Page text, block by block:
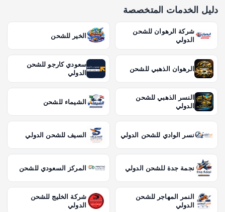
دليل الخدمات المتخصصة
شركة الرهوان للشحن
الدولي
الخير للشحن
الرهوان الذهبي للشحن
سعودي كارجو للشحن
الدولي
النسر الذهبي للشحن
الدولي
الشيماء للشحن
نسر الوادي للشحن الدولي السيف للشحن الدولي
نجمة جدة للشحن الدولي المركز السعودي للشحن
النمر المهاجر للشحن
الدولي
شركة الخليج للشحن
الدولي